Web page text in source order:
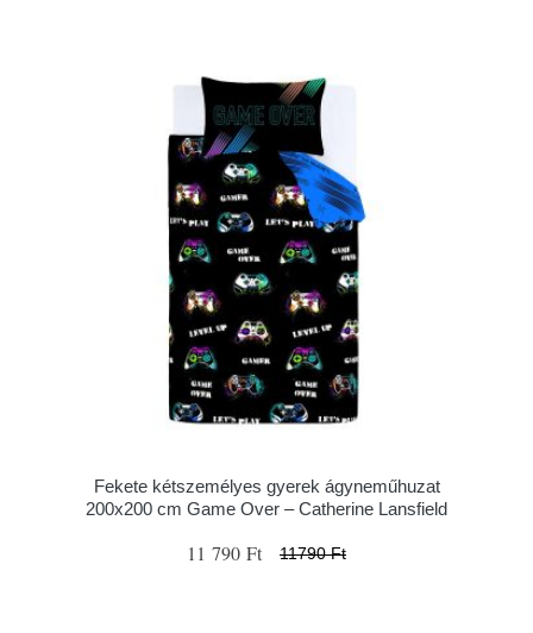
Fekete kétszemélyes gyerek ágyneműhuzat
200x200 cm Game Over – Catherine Lansfield
11 790 Ft 11790 Ft